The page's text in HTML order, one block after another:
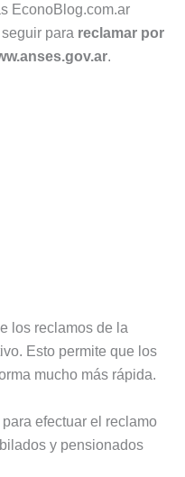
EconoBlog.com.ar
para reclamar por
.
los reclamos de la
Esto permite que los
mucho más rápida.
efectuar el reclamo
y pensionados